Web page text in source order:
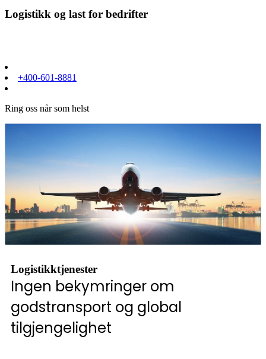
Logistikk og last for bedrifter
+400-601-8881
Ring oss når som helst
Logistikktjenester
Ingen bekymringer om
godstransport og global
tilgjengelighet